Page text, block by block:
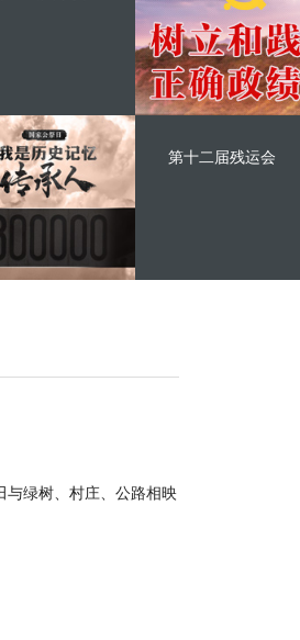
第十二届残运会
与绿树、村庄、公路相映